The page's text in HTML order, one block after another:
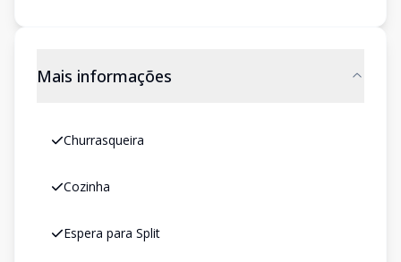
Mais informações
Churrasqueira
Cozinha
Espera para Split